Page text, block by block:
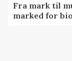
Fra mark til
marked for